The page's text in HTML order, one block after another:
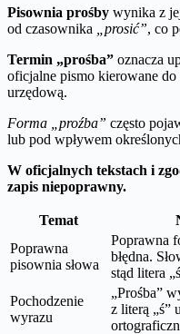
Pisownia prośby wynika z
od czasownika
„prosić”, co
Termin „prośba” oznacza
oficjalne pismo kierowane
urzędową.
Forma „proźba” często
lub pod wpływem
W oficjalnych tekstach i
zapis niepoprawny.
Temat
Poprawna
pisownia słowa
Poprawna
błędna.
stąd litera
Pochodzenie
wyrazu
„Prośba”
z literą „ś”